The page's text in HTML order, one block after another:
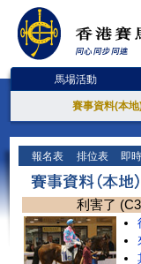
馬場活動
賽事資料(本地
報名表 排位表 即
利害了